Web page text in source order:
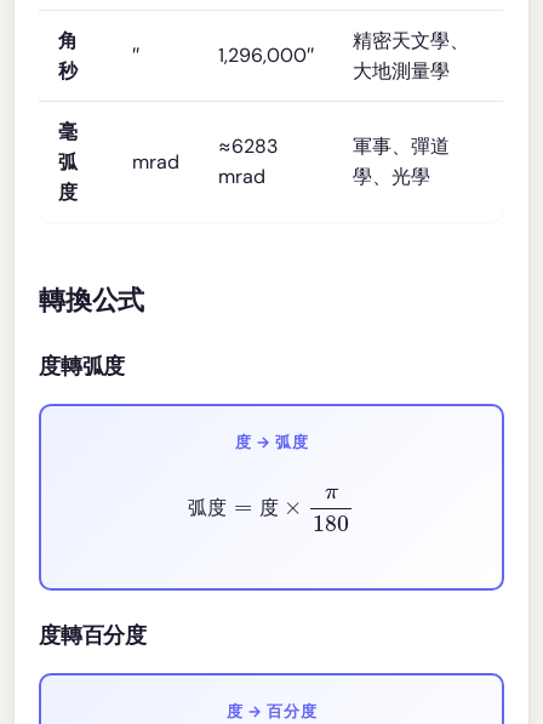
角
秒
″ 1,296,000″
精密天文學、
大地測量學
毫
弧
度
mrad
≈6283
mrad
軍事、彈道
學、光學
轉換公式
度轉弧度
度 → 弧度
弧 度 度
弧度 度 180
度轉百分度
度 → 百分度